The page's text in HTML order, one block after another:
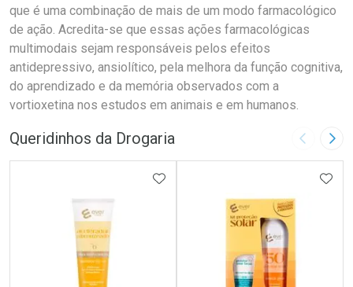
que é uma combinação de mais de um modo farmacológico
de ação. Acredita-se que essas ações farmacológicas
multimodais sejam responsáveis pelos efeitos
antidepressivo, ansiolítico, pela melhora da função cognitiva,
do aprendizado e da memória observados com a
vortioxetina nos estudos em animais e em humanos.
Queridinhos da Drogaria Imagem
ADICIONAR AOS FAVORITOS